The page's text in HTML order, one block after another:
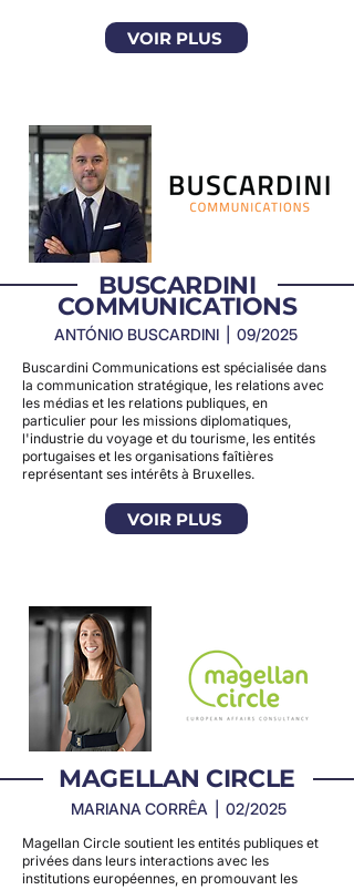
VOIR PLUS
BUSCARDINI
COMMUNICATIONS
ANTÓNIO BUSCARDINI | 09/2025
Buscardini Communications est spécialisée dans
la communication stratégique, les relations avec
les médias et les relations publiques, en
particulier pour les missions diplomatiques,
l'industrie du voyage et du tourisme, les entités
portugaises et les organisations faîtières
représentant ses intérêts à Bruxelles.
VOIR PLUS
MAGELLAN CIRCLE
MARIANA CORRÊA | 02/2025
Magellan Circle soutient les entités publiques et
privées dans leurs interactions avec les
institutions européennes, en promouvant les